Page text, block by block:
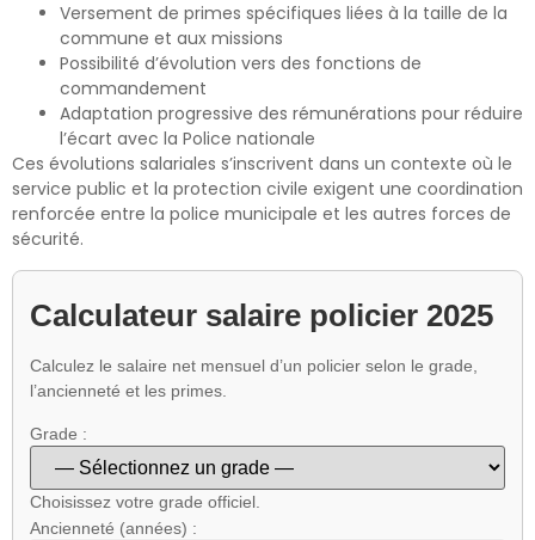
Versement de primes spécifiques liées à la taille de la
commune et aux missions
Possibilité d’évolution vers des fonctions de
commandement
Adaptation progressive des rémunérations pour réduire
l’écart avec la Police nationale
Ces évolutions salariales s’inscrivent dans un contexte où le
service public et la protection civile exigent une coordination
renforcée entre la police municipale et les autres forces de
sécurité.
Calculateur salaire policier 2025
Calculez le salaire net mensuel d’un policier selon le grade,
l’ancienneté et les primes.
Grade :
Choisissez votre grade officiel.
Ancienneté (années) :